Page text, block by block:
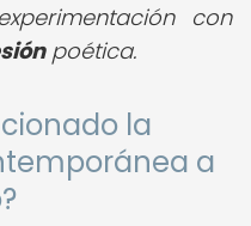
con
poética.
la
a